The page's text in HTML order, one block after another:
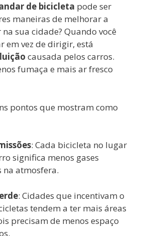
de bicicleta pode ser
maneiras de melhorar a
sua cidade? Quando você
em vez de dirigir, está
causada pelos carros.
fumaça e mais ar fresco
pontos que mostram como
: Cada bicicleta no lugar
significa menos gases
na atmosfera.
: Cidades que incentivam o
tendem a ter mais áreas
precisam de menos espaço